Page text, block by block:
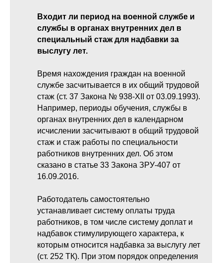
Входит ли период на военной службе и
службы в органах внутренних дел в
специальный стаж для надбавки за
выслугу лет.
Время нахождения граждан на военной
службе засчитывается в их общий трудовой
стаж (ст. 37 Закона № 938-XII от 03.09.1993).
Например, периоды обучения, службы в
органах внутренних дел в календарном
исчислении засчитывают в общий трудовой
стаж и стаж работы по специальности
работников внутренних дел. Об этом
сказано в статье 33 Закона ЗРУ-407 от
16.09.2016.
Работодатель самостоятельно
устанавливает систему оплаты труда
работников, в том числе систему доплат и
надбавок стимулирующего характера, к
которым относится надбавка за выслугу лет
(ст. 252 ТК). При этом порядок определения